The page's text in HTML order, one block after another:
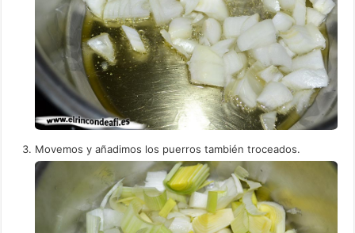
Movemos y añadimos los puerros también troceados.